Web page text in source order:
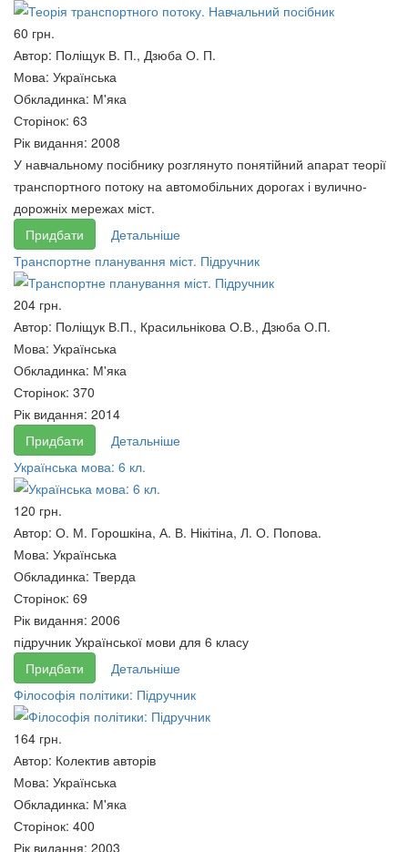
Історія.
Публіцистика.Політологія. Том
1. Книга 2
200 грн.
200 грн.
Геополітика : енциклопедія
200 грн.
Система ситуаційного
Транспортне планування
60 грн.
Автор: Поліщук В. П., Дзюба О. П.
Мова: Українська
Обкладинка: М'яка
Сторінок: 63
Рік видання: 2008
У навчальному посібнику розглянуто понятійний апарат теорії
транспортного потоку на автомобільних дорогах і вулично-
дорожніх мережах міст.
Придбати
Детальніше
Транспортне планування міст. Підручник
204 грн.
Автор: Поліщук В.П., Красильнікова О.В., Дзюба О.П.
Мова: Українська
Обкладинка: М'яка
Сторінок: 370
Рік видання: 2014
Придбати
Детальніше
Українська мова: 6 кл.
120 грн.
Автор: О. М. Горошкіна, А. В. Нікітіна, Л. О. Попова.
Мова: Українська
Обкладинка: Тверда
Сторінок: 69
Рік видання: 2006
підручник Української мови для 6 класу
Придбати
Детальніше
Філософія політики: Підручник
164 грн.
Автор: Колектив авторів
Мова: Українська
Обкладинка: М'яка
Сторінок: 400
Рік видання: 2003